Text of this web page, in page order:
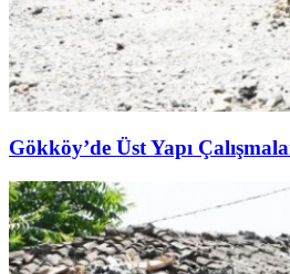
Gökköy’de Üst Yapı